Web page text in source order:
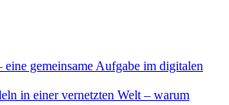
gemeinsame Aufgabe im digitalen
in einer vernetzten Welt – warum